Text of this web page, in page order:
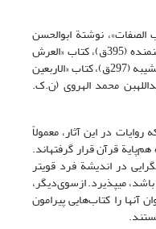
الصفات»، نوشتة ابوالحسن
علی‏بن عمر دارقطنی، «التوحید»، نوشتة ابن‏منده (395ق)، کتاب «العرش
وما روی فیه»، نوشتة محمدبن عثمان‏بن ابی‏شیبه (297ق)، کتاب «الاربعین
محمد الهروی (ن.ک.
در این آثار، معمولاً
قرآن قرار گرفته‏اند.
در اندیشة فرد قوی‏تر
می‏پذیرد. از‌سوی‌دیگر،
آن‏ها را کتاب‌هایی پیرامون